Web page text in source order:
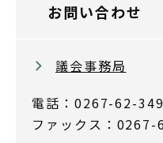
お問い合わせ
議会事務局
電話：0267-62-
ファックス：